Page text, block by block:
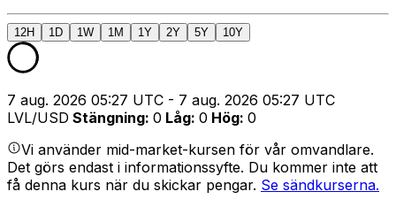
12H 1D 1W 1M 1Y 2Y 5Y 10Y
7 aug. 2026 05:27 UTC - 7 aug. 2026 05:27 UTC
LVL/USD Stängning: 0 Låg: 0 Hög: 0
Vi använder mid-market-kursen för vår omvandlare.
Det görs endast i informationssyfte. Du kommer inte att
få denna kurs när du skickar pengar. Se sändkurserna.